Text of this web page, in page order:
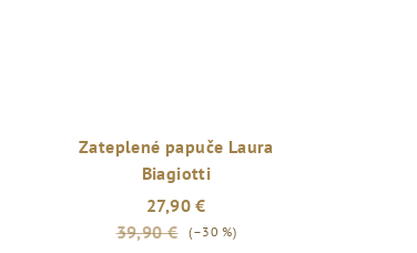
Zateplené papuče Laura
Biagiotti
27,90 €
39,90 €
(–30 %)